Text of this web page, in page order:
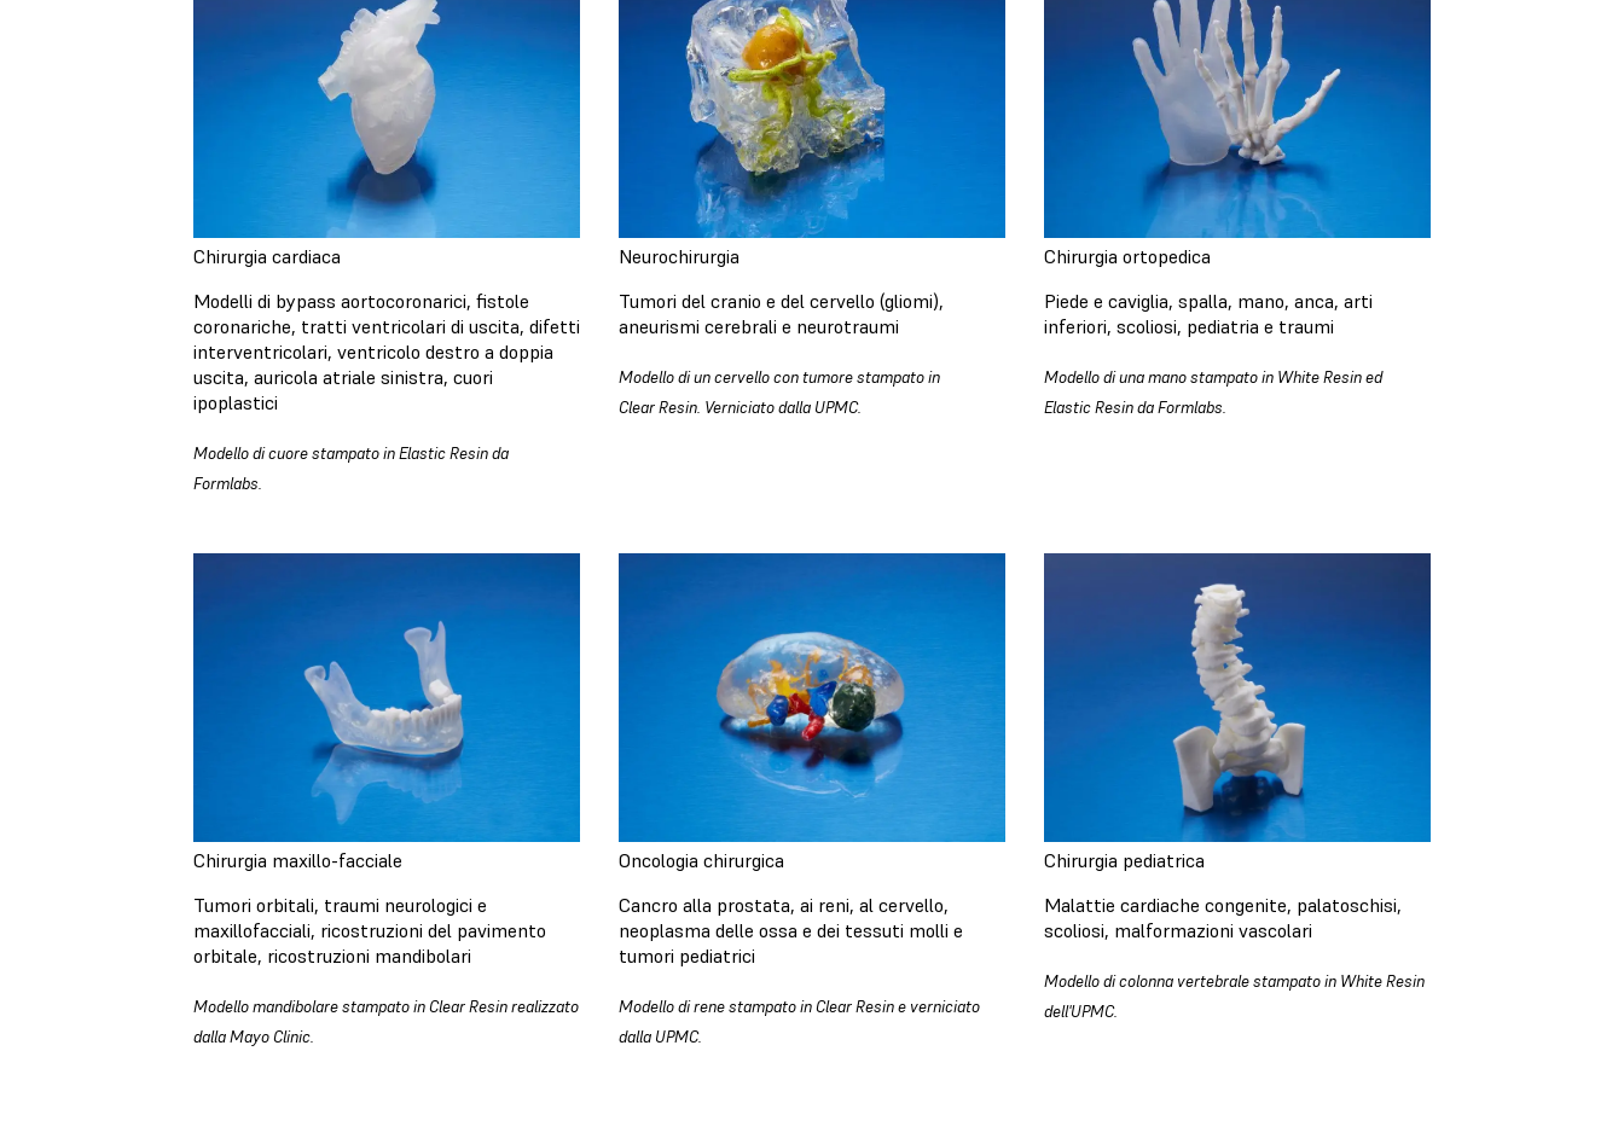
Chirurgia cardiaca
Modelli di bypass aortocoronarici, fistole
coronariche, tratti ventricolari di uscita, difetti
interventricolari, ventricolo destro a doppia
uscita, auricola atriale sinistra, cuori
ipoplastici
Modello di cuore stampato in Elastic Resin da
Formlabs.
Neurochirurgia
Tumori del cranio e del cervello (gliomi),
aneurismi cerebrali e neurotraumi
Modello di un cervello con tumore stampato in
Clear Resin. Verniciato dalla UPMC.
Chirurgia ortopedica
Piede e caviglia, spalla, mano, anca, arti
inferiori, scoliosi, pediatria e traumi
Modello di una mano stampato in White Resin ed
Elastic Resin da Formlabs.
Chirurgia maxillo-facciale
Tumori orbitali, traumi neurologici e
maxillofacciali, ricostruzioni del pavimento
orbitale, ricostruzioni mandibolari
Modello mandibolare stampato in Clear Resin realizzato
dalla Mayo Clinic.
Oncologia chirurgica
Cancro alla prostata, ai reni, al cervello,
neoplasma delle ossa e dei tessuti molli e
tumori pediatrici
Modello di rene stampato in Clear Resin e verniciato
dalla UPMC.
Chirurgia pediatrica
Malattie cardiache congenite, palatoschisi,
scoliosi, malformazioni vascolari
Modello di colonna vertebrale stampato in White Resin
dell'UPMC.